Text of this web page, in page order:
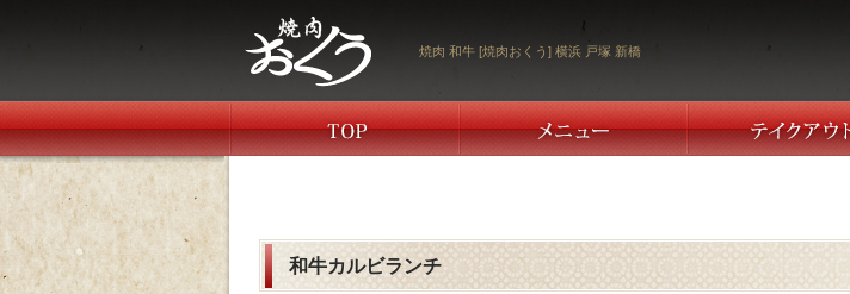
焼肉 和牛 [焼肉おくう] 横浜 戸塚 新橋
和牛カルビランチ